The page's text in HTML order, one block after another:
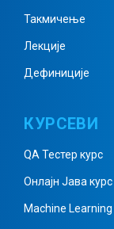
Такмичење
Лекције
Дефиниције
КУРСЕВИ
QA Тестер курс
Онлајн Јава
Machine Learning